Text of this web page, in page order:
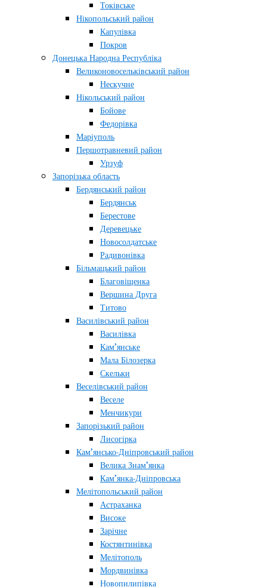
Токівське
Нікопольський район
Капулівка
Покров
Донецька Народна Республіка
Великоновосельківський район
Нескучне
Нікольський район
Бойове
Федорівка
Маріуполь
Першотравневий район
Урзуф
Запорізька область
Бердянський район
Бердянськ
Берестове
Деревецьке
Новосолдатське
Радивонівка
Більмацький район
Благовіщенка
Вершина Друга
Титово
Василівський район
Василівка
Кам’янське
Мала Білозерка
Скельки
Веселівський район
Веселе
Менчикури
Запорізький район
Лисогірка
Кам’янсько-Дніпровський район
Велика Знам’янка
Кам’янка-Дніпровська
Мелітопольський район
Астраханка
Високе
Зарічне
Костянтинівка
Мелітополь
Мордвинівка
Новопилипівка